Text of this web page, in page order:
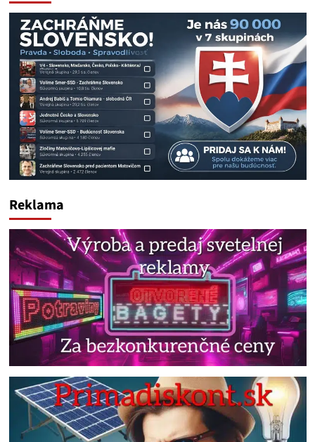
Reklama